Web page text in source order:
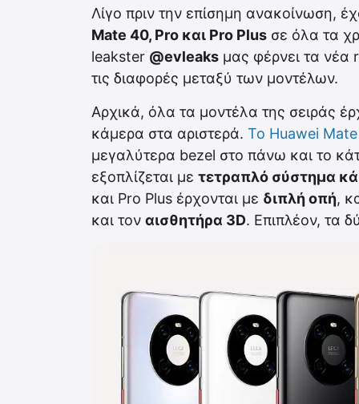
Λίγο πριν την επίσημη ανακοίνωση,
Mate 40, Pro και Pro Plus σε όλα τα
leakster @evleaks μας φέρνει τα νέα
τις διαφορές μεταξύ των μοντέλων.
Αρχικά, όλα τα μοντέλα της σειράς
κάμερα στα αριστερά. Το Huawei
μεγαλύτερα bezel στο πάνω και το
εξοπλίζεται με τετραπλό σύστημα
και Pro Plus έρχονται με διπλή οπή,
και τον αισθητήρα 3D. Επιπλέον, τα